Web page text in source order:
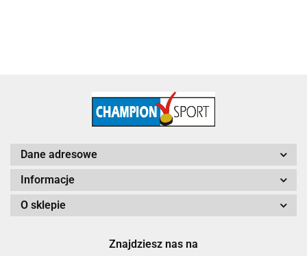
Dane adresowe
Informacje
O sklepie
Znajdziesz nas na